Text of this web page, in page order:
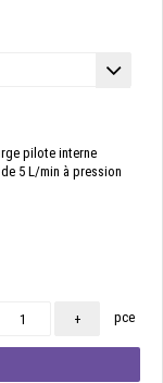
pilote interne
5 L/min à pression
+ pce